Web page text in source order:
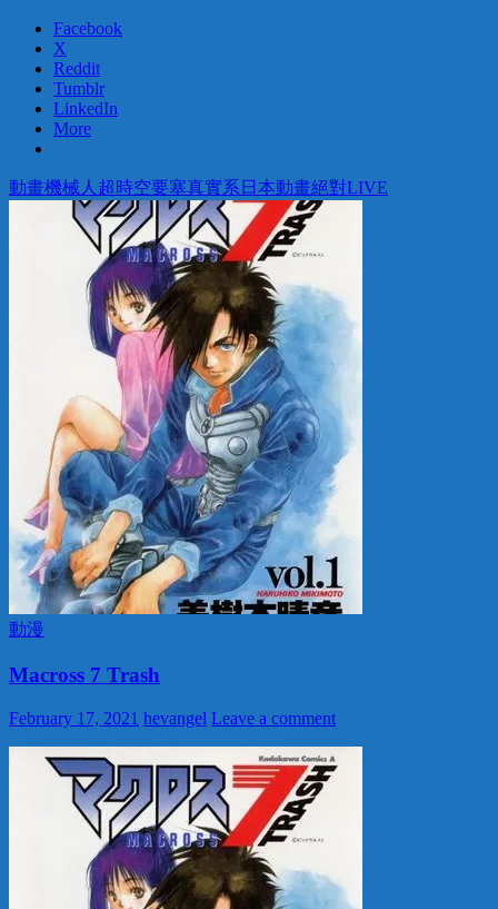
Facebook
X
Reddit
Tumblr
LinkedIn
More
動畫機械人 超時空要塞真實系 日本動畫絕對LIVE
動漫
Macross 7 Trash
February 17, 2021 hevangel Leave a comment